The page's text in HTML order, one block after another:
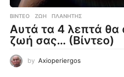
ΒΊΝΤΕΟ ΖΩΉ ,ΠΛΑΝΉΤΗΣ
Αυτά τα 4 λεπτά θα
ζωή σας… (Βίντεο)
by Axioperiergos